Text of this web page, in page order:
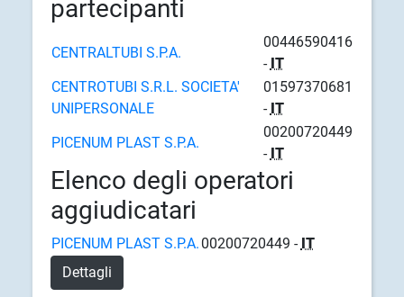
partecipanti
CENTRALTUBI S.P.A.
00446590416
- IT
CENTROTUBI S.R.L. SOCIETA'
UNIPERSONALE
01597370681
- IT
PICENUM PLAST S.P.A.
00200720449
- IT
Elenco degli operatori
aggiudicatari
PICENUM PLAST S.P.A. 00200720449 - IT
Dettagli